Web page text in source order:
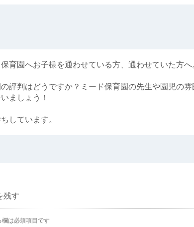
育園へお子様を通わせている方、通わせていた方へ
の評判はどうですか？ミード保育園の先生や園児の雰
ましょう！
しています。
残す
は必須項目です